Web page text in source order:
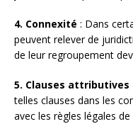
4. Connexité : Dans
peuvent relever de
de leur regroupement
5. Clauses attributives
telles clauses dans les
avec les règles légales